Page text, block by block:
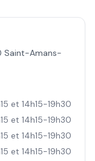
Saint-Amans-
et 14h15-19h30
et 14h15-19h30
et 14h15-19h30
et 14h15-19h30